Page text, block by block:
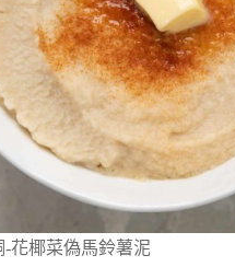
-花椰菜偽馬鈴薯泥